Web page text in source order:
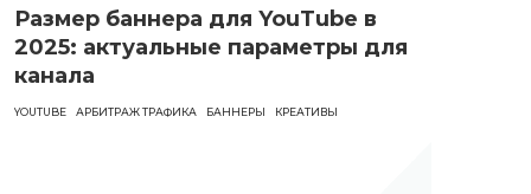
Размер баннера для YouTube в
2025: актуальные параметры для
канала
YOUTUBE АРБИТРАЖ ТРАФИКА БАННЕРЫ КРЕАТИВЫ